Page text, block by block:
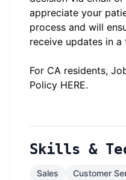
appreciate your
process and will
receive updates in a
For CA residents,
Policy HERE.
Skills &
Sales Customer